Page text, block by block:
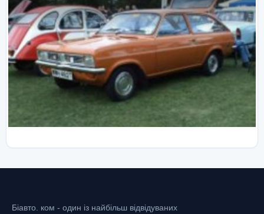
Біавто. ком - один із найбільш відвідуваних